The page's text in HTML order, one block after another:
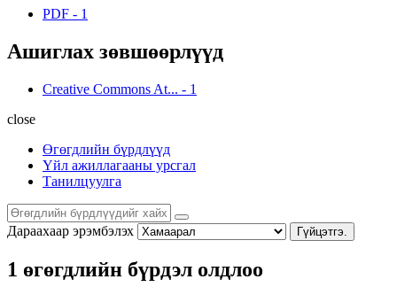
PDF - 1
Ашиглах зөвшөөрлүүд
Creative Commons At... - 1
close
Өгөгдлийн бүрдлүүд
Үйл ажиллагааны урсгал
Танилцуулга
Дараахаар эрэмбэлэх Гүйцэтгэ.
1 өгөгдлийн бүрдэл олдлоо